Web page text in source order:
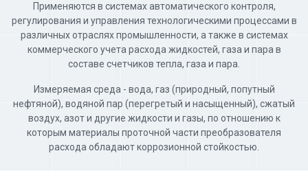
Применяются в системах автоматического контроля,
регулирования и управления технологическими процессами в
различных отраслях промышленности, а также в системах
коммерческого учета расхода жидкостей, газа и пара в
составе счетчиков тепла, газа и пара.
Измеряемая среда - вода, газ (природный, попутный
нефтяной), водяной пар (перегретый и насыщенный), сжатый
воздух, азот и другие жидкости и газы, по отношению к
которым материалы проточной части преобразователя
расхода обладают коррозионной стойкостью.